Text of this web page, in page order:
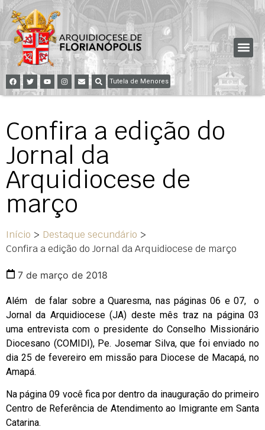
Tutela de Menores
Confira a edição do
Jornal da
Arquidiocese de
março
Início > Destaque secundário >
Confira a edição do Jornal da Arquidiocese de março
7 de março de 2018
Além de falar sobre a Quaresma, nas páginas 06 e 07, o
Jornal da Arquidiocese (JA) deste mês traz na página 03
uma entrevista com o presidente do Conselho Missionário
Diocesano (COMIDI), Pe. Josemar Silva, que foi enviado no
dia 25 de fevereiro em missão para Diocese de Macapá, no
Amapá.
Na página 09 você fica por dentro da inauguração do primeiro
Centro de Referência de Atendimento ao Imigrante em Santa
Catarina.